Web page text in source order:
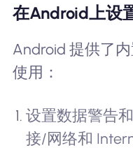
在Android上设
Android 提供了
使用：
设置数据警告
接/网络和